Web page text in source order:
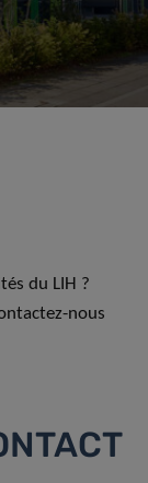
du LIH ?
nous